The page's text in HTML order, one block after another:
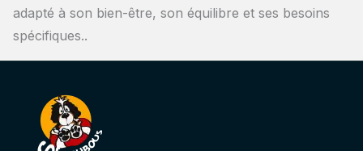
adapté à son bien-être, son équilibre et ses besoins
spécifiques..